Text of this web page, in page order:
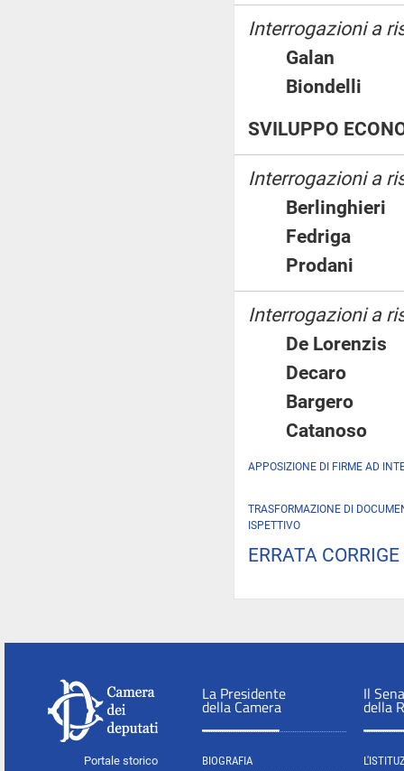
Interrogazioni a
Galan
Biondelli
SVILUPPO
Interrogazioni a
Fedriga
Prodani
Interrogazioni a
De
Decaro
Bargero
Catanoso
APPOSIZIONE DI FIRME AD
TRASFORMAZIONE DI
ISPETTIVO
ERRATA CORRIGE
Portale storico
La Presidente
della Camera
BIOGRAFIA
Il
della